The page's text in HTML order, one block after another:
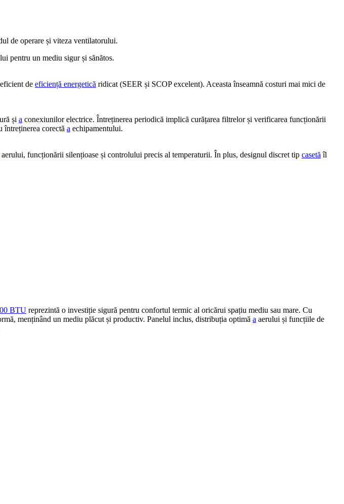
de operare și viteza ventilatorului.
pentru un mediu sigur și sănătos.
de eficiență energetică ridicat (SEER și SCOP excelent). Aceasta înseamnă costuri mai mici de
și a conexiunilor electrice. Întreținerea periodică implică curățarea filtrelor și verificarea funcționării
întreținerea corectă a echipamentului.
aerului, funcționării silențioase și controlului precis al temperaturii. În plus, designul discret tip casetă îl
BTU reprezintă o investiție sigură pentru confortul termic al oricărui spațiu mediu sau mare. Cu
menținând un mediu plăcut și productiv. Panelul inclus, distribuția optimă a aerului și funcțiile de